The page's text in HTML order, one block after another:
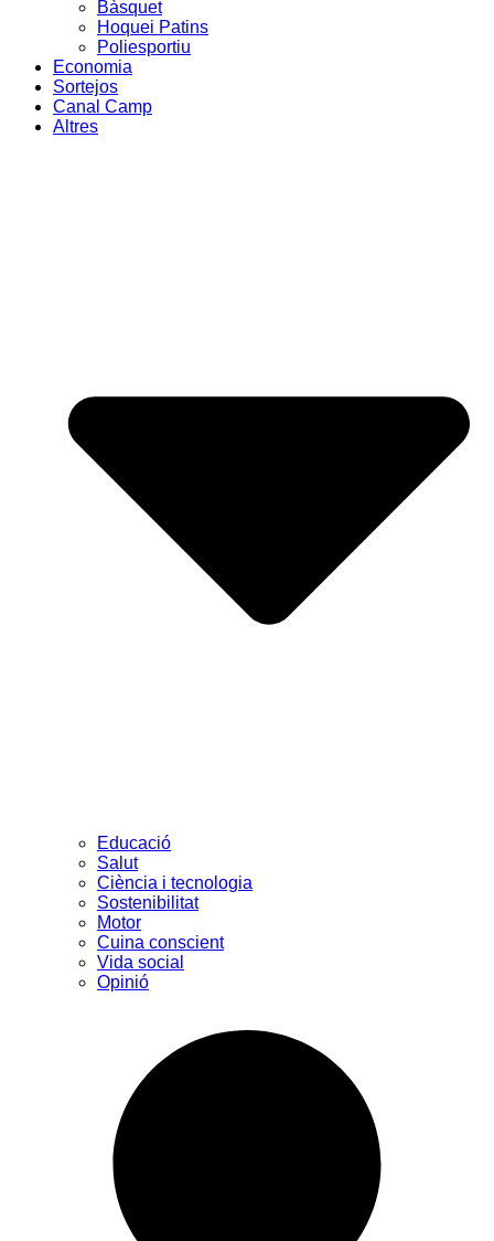
Bàsquet
Hoquei Patins
Poliesportiu
Economia
Sortejos
Canal Camp
Altres
Educació
Salut
Ciència i tecnologia
Sostenibilitat
Motor
Cuina conscient
Vida social
Opinió